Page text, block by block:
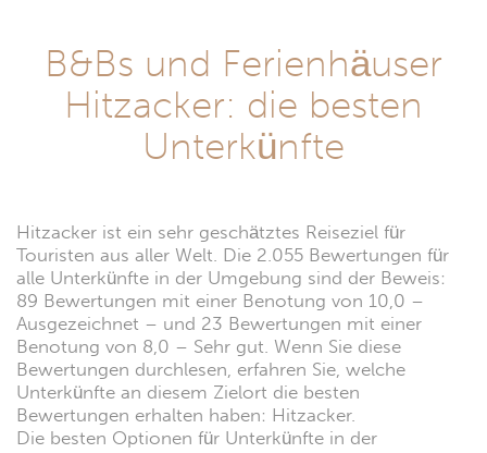
B&Bs und Ferienhäuser
Hitzacker: die besten
Unterkünfte
Hitzacker ist ein sehr geschätztes Reiseziel für
Touristen aus aller Welt. Die 2.055 Bewertungen für
alle Unterkünfte in der Umgebung sind der Beweis:
89 Bewertungen mit einer Benotung von 10,0 –
Ausgezeichnet – und 23 Bewertungen mit einer
Benotung von 8,0 – Sehr gut. Wenn Sie diese
Bewertungen durchlesen, erfahren Sie, welche
Unterkünfte an diesem Zielort die besten
Bewertungen erhalten haben: Hitzacker.
Die besten Optionen für Unterkünfte in der